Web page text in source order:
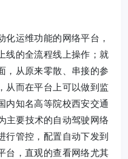
运维功能的网络平台，
线的全流程线上操作；就
，从原来零散、串接的参
从而在平台上可以做到监
内知名高等院校西安交通
主要技术的自动驾驶网络
行管控，配置自动下发到
台，直观的查看网络尤其